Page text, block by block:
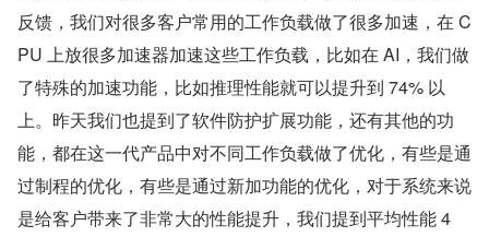
反馈，我们对很多客户常用的工作负载做了很多加速，在 C
PU 上放很多加速器加速这些工作负载，比如在 AI，我们做
了特殊的加速功能，比如推理性能就可以提升到 74% 以
上。昨天我们也提到了软件防护扩展功能，还有其他的功
能，都在这一代产品中对不同工作负载做了优化，有些是通
过制程的优化，有些是通过新加功能的优化，对于系统来说
是给客户带来了非常大的性能提升，我们提到平均性能 4